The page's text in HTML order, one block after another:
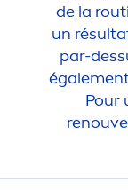
de la
un
par-
égalemen
Pour